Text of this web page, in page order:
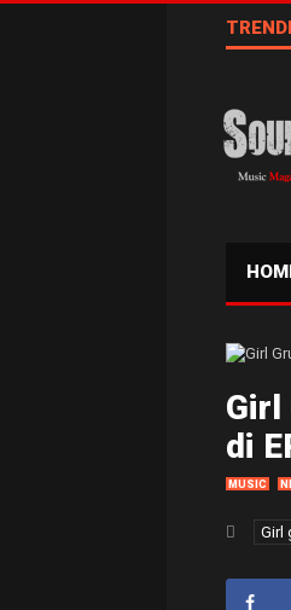
Girl
di
MUSIC
Girl